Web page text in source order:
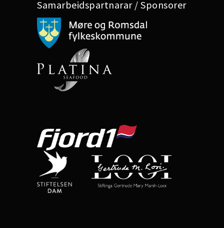
Samarbeidspartnarar / Sponsorer